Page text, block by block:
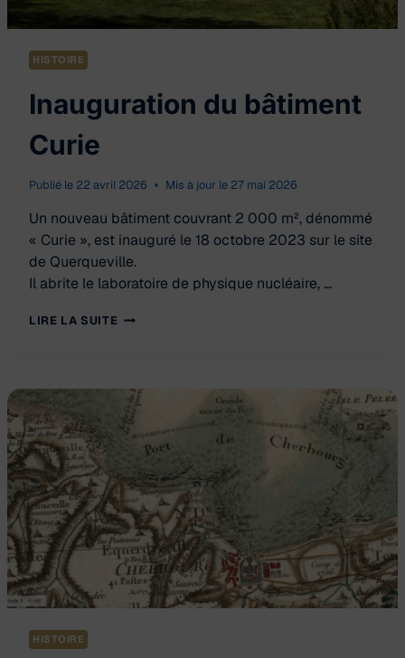
HISTOIRE
Inauguration du bâtiment
Curie
Publié le 22 avril 2026 Mis à jour le 27 mai 2026
Un nouveau bâtiment couvrant 2 000 m², dénommé
« Curie », est inauguré le 18 octobre 2023 sur le site
de Querqueville.
Il abrite le laboratoire de physique nucléaire, …
LIRE LA SUITE INAUGURATION
HISTOIRE